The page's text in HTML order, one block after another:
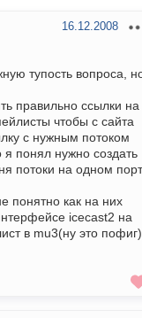
16.12.2008
тупость вопроса,
правильно ссылки на
чтобы с сайта
с нужным потоком
я понял нужно создать
потоки на одном
понятно как на них
icecast2 на
в mu3(ну это пофиг)